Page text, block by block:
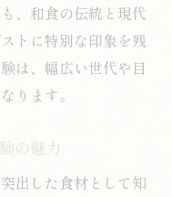
な場面の演出方法
和食選びの秘訣
、和食の伝統と現代
トに特別な印象を残
は、幅広い世代や目
ります。
の魅力
出した食材として知